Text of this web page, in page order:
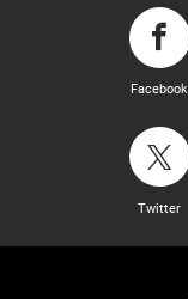
Facebook
Twitter